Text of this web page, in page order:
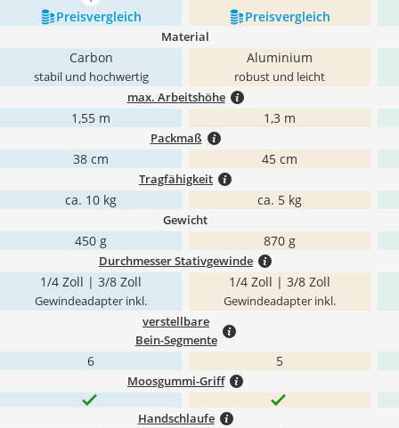
Preis­vergleich
Preis­vergleich
Material
Carbon
stabil und hochwertig
Aluminium
robust und leicht
max. Arbeitshöhe
1,55 m 1,3 m
Packmaß
38 cm 45 cm
Tragfähigkeit
ca. 10 kg ca. 5 kg
Gewicht
450 g 870 g
Durchmesser Stativgewinde
1/4 Zoll | 3/8 Zoll
Gewindeadapter inkl.
1/4 Zoll | 3/8 Zoll
Gewindeadapter inkl.
verstellbare
Bein-Segmente
6 5
Moosgummi-Griff
Handschlaufe